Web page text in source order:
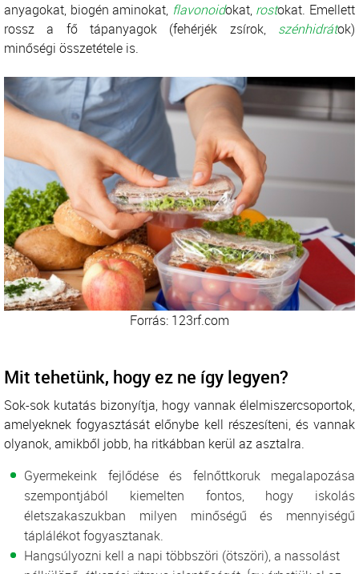
anyagokat, biogén aminokat, flavonoidokat, rostokat. Emellett
rossz a fő tápanyagok (fehérjék zsírok, szénhidrátok)
minőségi összetétele is.
Forrás: 123rf.com
Mit tehetünk, hogy ez ne így legyen?
Sok-sok kutatás bizonyítja, hogy vannak élelmiszercsoportok,
amelyeknek fogyasztását előnybe kell részesíteni, és vannak
olyanok, amikből jobb, ha ritkábban kerül az asztalra.
Gyermekeink fejlődése és felnőttkoruk megalapozása
szempontjából kiemelten fontos, hogy iskolás
életszakaszukban milyen minőségű és mennyiségű
táplálékot fogyasztanak.
Hangsúlyozni kell a napi többszöri (ötszöri), a nassolást